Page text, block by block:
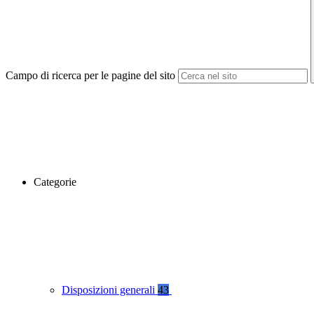
Campo di ricerca per le pagine del sito
Categorie
Disposizioni generali 43